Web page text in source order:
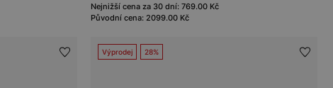
Nejnižší cena za 30 dní: 769.00 Kč
Původní cena: 2099.00 Kč
Výprodej 28%